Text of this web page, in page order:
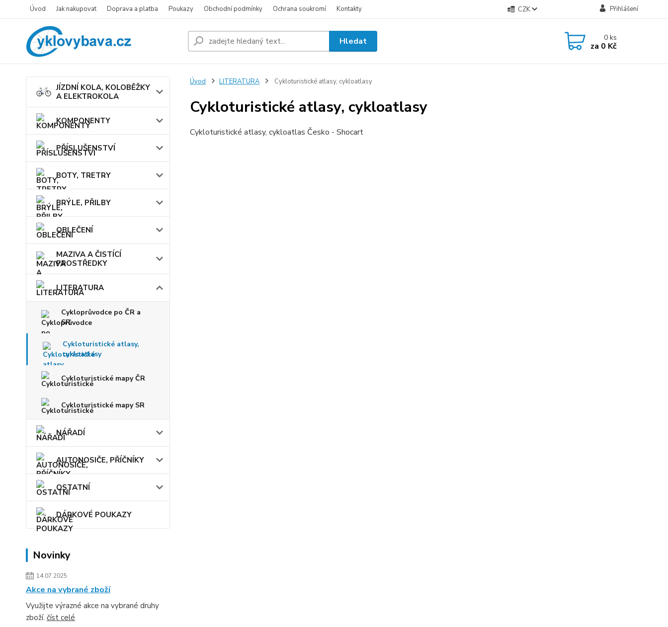
Úvod Jak nakupovat Doprava a platba Poukazy Obchodní podmínky Ochrana soukromí Kontakty CZK Přihlášení
Hledat 0ks
za 0 Kč
JÍZDNÍ KOLA, KOLOBĚŽKY
A ELEKTROKOLA
KOMPONENTY
PŘÍSLUŠENSTVÍ
BOTY, TRETRY
BRÝLE, PŘILBY
OBLEČENÍ
MAZIVA A ČISTÍCÍ
PROSTŘEDKY
LITERATURA
Cykloprůvodce po ČR a
SR
Cykloturistické atlasy,
cykloatlasy
Cykloturistické mapy ČR
Cykloturistické mapy SR
NÁŘADÍ
AUTONOSIČE, PŘÍČNÍKY
OSTATNÍ
DÁRKOVÉ POUKAZY
Novinky
14.07.2025
Akce na vybrané zboží
Využijte výrazné akce na vybrané druhy
zboží. číst celé
Úvod LITERATURA Cykloturistické atlasy, cykloatlasy
Cykloturistické atlasy, cykloatlasy
Cykloturistické atlasy, cykloatlas Česko - Shocart